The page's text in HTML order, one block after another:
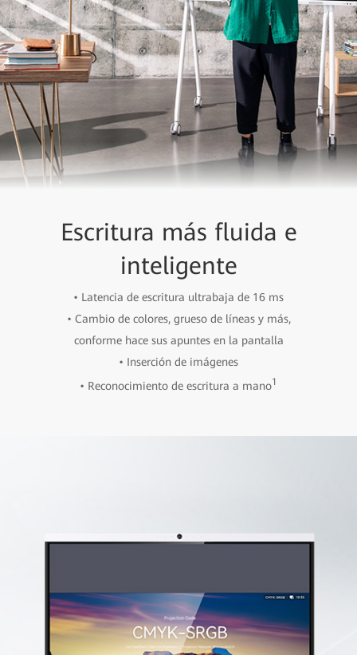
Escritura más fluida e
inteligente
• Latencia de escritura ultrabaja de 16 ms
• Cambio de colores, grueso de líneas y más,
conforme hace sus apuntes en la pantalla
• Inserción de imágenes
• Reconocimiento de escritura a mano1